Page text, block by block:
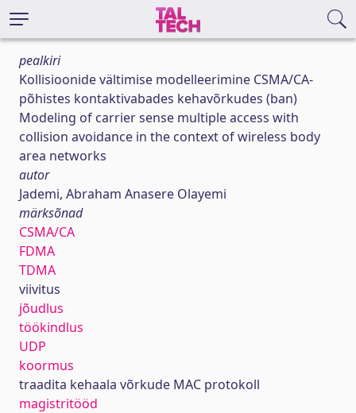
pealkiri
Kollisioonide vältimise modelleerimine CSMA/CA-
põhistes kontaktivabades kehavõrkudes (ban)
Modeling of carrier sense multiple access with
collision avoidance in the context of wireless body
area networks
autor
Jademi, Abraham Anasere Olayemi
märksõnad
CSMA/CA
FDMA
TDMA
viivitus
jõudlus
töökindlus
UDP
koormus
traadita kehaala võrkude MAC protokoll
magistritööd